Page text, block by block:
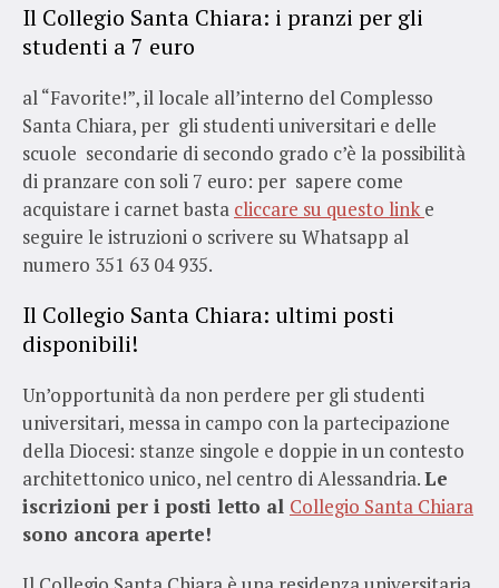
Il Collegio Santa Chiara: i pranzi per gli
studenti a 7 euro
al “Favorite!”, il locale all’interno del Complesso
Santa Chiara, per gli studenti universitari e delle
scuole secondarie di secondo grado c’è la possibilità
di pranzare con soli 7 euro: per sapere come
acquistare i carnet basta cliccare su questo linke
seguire le istruzioni o scrivere su Whatsapp al
numero 351 63 04 935.
Il Collegio Santa Chiara: ultimi posti
disponibili!
Un’opportunità da non perdere per gli studenti
universitari, messa in campo con la partecipazione
della Diocesi: stanze singole e doppie in un contesto
architettonico unico, nel centro di Alessandria.Le
iscrizioni per i posti letto al Collegio Santa Chiara
sono ancora aperte!